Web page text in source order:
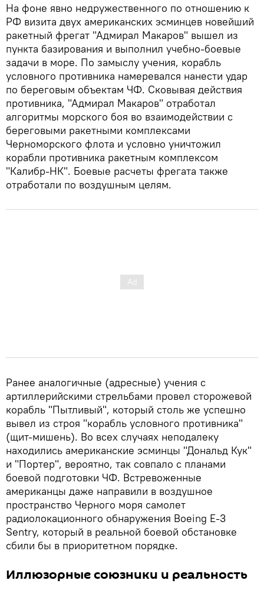
На фоне явно недружественного по отношению к
РФ визита двух американских эсминцев новейший
ракетный фрегат "Адмирал Макаров" вышел из
пункта базирования и выполнил учебно-боевые
задачи в море. По замыслу учения, корабль
условного противника намеревался нанести удар
по береговым объектам ЧФ. Сковывая действия
противника, "Адмирал Макаров" отработал
алгоритмы морского боя во взаимодействии с
береговыми ракетными комплексами
Черноморского флота и условно уничтожил
корабли противника ракетным комплексом
"Калибр-НК". Боевые расчеты фрегата также
отработали по воздушным целям.
Ранее аналогичные (адресные) учения с
артиллерийскими стрельбами провел сторожевой
корабль "Пытливый", который столь же успешно
вывел из строя "корабль условного противника"
(щит-мишень). Во всех случаях неподалеку
находились американские эсминцы "Дональд Кук"
и "Портер", вероятно, так совпало с планами
боевой подготовки ЧФ. Встревоженные
американцы даже направили в воздушное
пространство Черного моря самолет
радиолокационного обнаружения Boeing E-3
Sentry, который в реальной боевой обстановке
сбили бы в приоритетном порядке.
Иллюзорные союзники и реальность